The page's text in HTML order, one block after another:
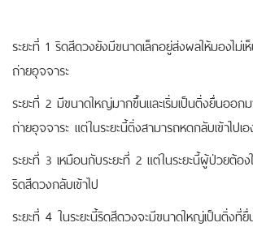
ระยะที่ 1 ริดสีดวงยังมีขนาดเล็กอยู่ส่งผลให้มองไม่
ถ่ายอุจจาระ
ระยะที่ 2 มีขนาดใหญ่มากขึ้นและเริ่มเป็นติ่งยื่นออก
ถ่ายอุจจาระ แต่ในระยะนี้ติ่งสามารถหดกลับเข้าไปเอ
ระยะที่ 3 เหมือนกับระยะที่ 2 แต่ในระยะนี้ผู้ป่วยต้อ
ริดสีดวงกลับเข้าไป
ระยะที่ 4 ในระยะนี้ริดสีดวงจะมีขนาดใหญ่เป็นติ่งที่